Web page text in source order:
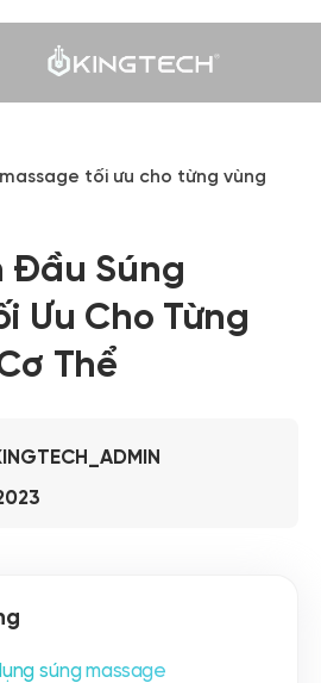
tối ưu cho từng vùng
Đầu Súng
Ưu Cho Từng
Thể
súng massage